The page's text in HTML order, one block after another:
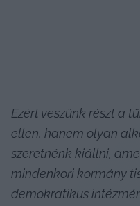
Ezért veszünk részt a
ellen, hanem olyan
szeretnénk kiállni,
mindenkori kormány
demokratikus